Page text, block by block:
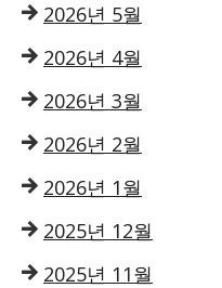
2026년 5월
2026년 4월
2026년 3월
2026년 2월
2026년 1월
2025년 12월
2025년 11월